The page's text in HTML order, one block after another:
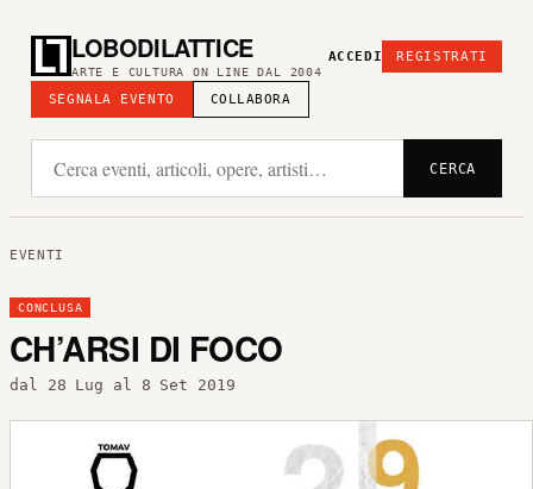
LOBODILATTICE
ARTE E CULTURA ON LINE DAL 2004
SEGNALA EVENTO COLLABORA
ACCEDI REGISTRATI
CERCA
EVENTI
CONCLUSA
CH’ARSI DI FOCO
dal 28 Lug al 8 Set 2019